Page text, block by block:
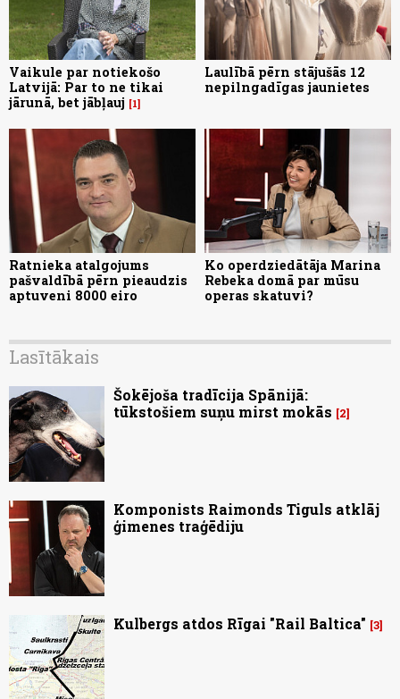
Vaikule par notiekošo
Latvijā: Par to ne tikai
jārunā, bet jābļauj
1
Laulībā pērn stājušās 12
nepilngadīgas jaunietes
Ratnieka atalgojums
pašvaldībā pērn pieaudzis
aptuveni 8000 eiro
Ko operdziedātāja Marina
Rebeka domā par mūsu
operas skatuvi?
Lasītākais
Šokējoša tradīcija Spānijā:
tūkstošiem suņu mirst mokās
2
Komponists Raimonds Tiguls atklāj
ģimenes traģēdiju
Kulbergs atdos Rīgai "Rail Baltica" 3